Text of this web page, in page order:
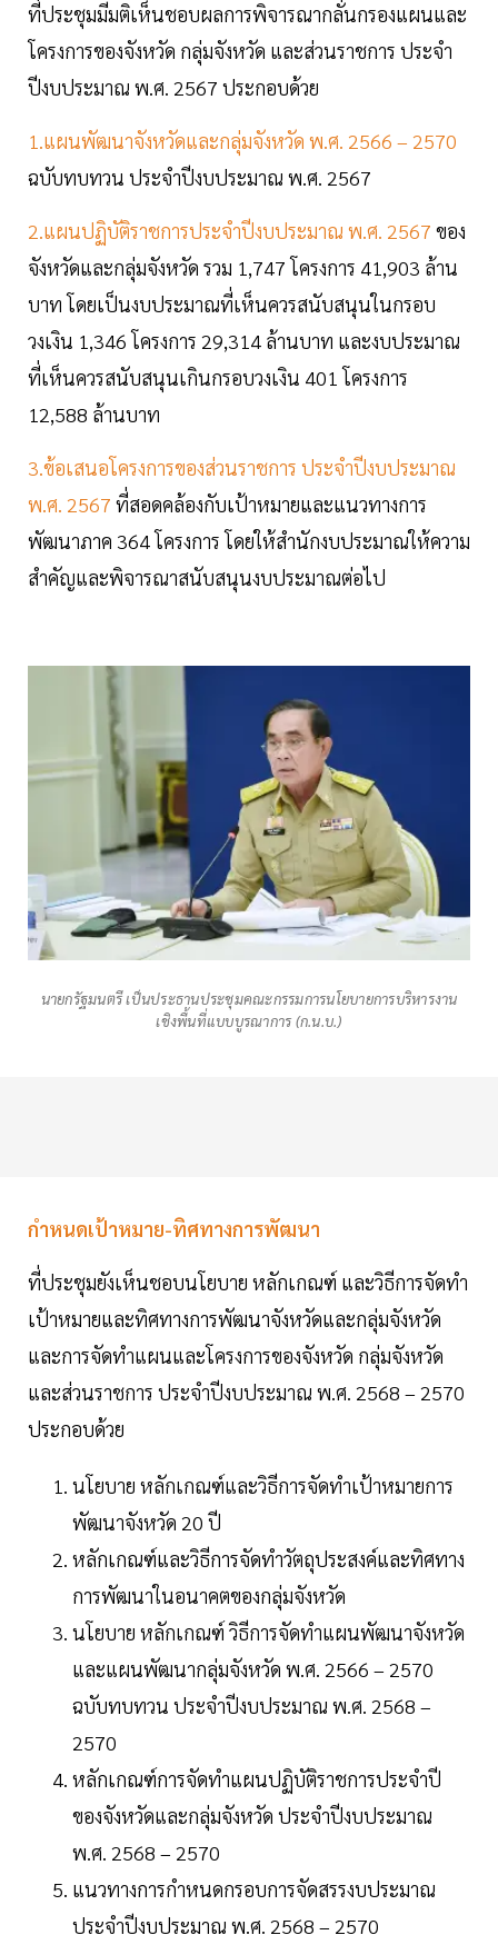
ที่ประชุมมีมติเห็นชอบผลการพิจารณากลั่นกรองแผนและ
โครงการของจังหวัด กลุ่มจังหวัด และส่วนราชการ ประจำ
ปีงบประมาณ พ.ศ. 2567 ประกอบด้วย
1.แผนพัฒนาจังหวัดและกลุ่มจังหวัด พ.ศ. 2566 – 2570
ฉบับทบทวน ประจำปีงบประมาณ พ.ศ. 2567
2.แผนปฏิบัติราชการประจำปีงบประมาณ พ.ศ. 2567 ของ
จังหวัดและกลุ่มจังหวัด รวม 1,747 โครงการ 41,903 ล้าน
บาท โดยเป็นงบประมาณที่เห็นควรสนับสนุนในกรอบ
วงเงิน 1,346 โครงการ 29,314 ล้านบาท และงบประมาณ
ที่เห็นควรสนับสนุนเกินกรอบวงเงิน 401 โครงการ
12,588 ล้านบาท
3.ข้อเสนอโครงการของส่วนราชการ ประจำปีงบประมาณ
พ.ศ. 2567 ที่สอดคล้องกับเป้าหมายและแนวทางการ
พัฒนาภาค 364 โครงการ โดยให้สำนักงบประมาณให้ความ
สำคัญและพิจารณาสนับสนุนงบประมาณต่อไป
นายกรัฐมนตรี เป็นประธานประชุมคณะกรรมการนโยบายการบริหารงาน
เชิงพื้นที่แบบบูรณาการ (ก.น.บ.)
กำหนดเป้าหมาย-ทิศทางการพัฒนา
ที่ประชุมยังเห็นชอบนโยบาย หลักเกณฑ์ และวิธีการจัดทำ
เป้าหมายและทิศทางการพัฒนาจังหวัดและกลุ่มจังหวัด
และการจัดทำแผนและโครงการของจังหวัด กลุ่มจังหวัด
และส่วนราชการ ประจำปีงบประมาณ พ.ศ. 2568 – 2570
ประกอบด้วย
นโยบาย หลักเกณฑ์และวิธีการจัดทำเป้าหมายการ
พัฒนาจังหวัด 20 ปี
หลักเกณฑ์และวิธีการจัดทำวัตถุประสงค์และทิศทาง
การพัฒนาในอนาคตของกลุ่มจังหวัด
นโยบาย หลักเกณฑ์ วิธีการจัดทำแผนพัฒนาจังหวัด
และแผนพัฒนากลุ่มจังหวัด พ.ศ. 2566 – 2570
ฉบับทบทวน ประจำปีงบประมาณ พ.ศ. 2568 –
2570
หลักเกณฑ์การจัดทำแผนปฏิบัติราชการประจำปี
ของจังหวัดและกลุ่มจังหวัด ประจำปีงบประมาณ
พ.ศ. 2568 – 2570
แนวทางการกำหนดกรอบการจัดสรรงบประมาณ
ประจำปีงบประมาณ พ.ศ. 2568 – 2570